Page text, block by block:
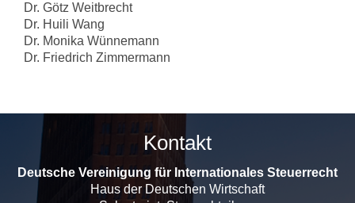
Dr. Götz Weitbrecht
Dr. Huili Wang
Dr. Monika Wünnemann
Dr. Friedrich Zimmermann
Kontakt
Deutsche Vereinigung für Internationales Steuerrecht
Haus der Deutschen Wirtschaft